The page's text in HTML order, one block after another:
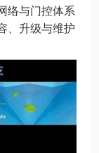
络与门控体系
、升级与维护